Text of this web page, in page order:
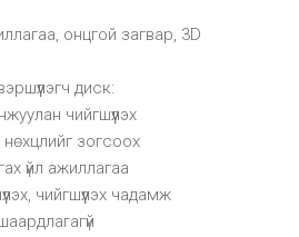
онцгой загвар, 3D
диск:
чийгшүүлэх
нөхцлийг зогсоох
үйл ажиллагаа
чийгшүүлэх чадамж